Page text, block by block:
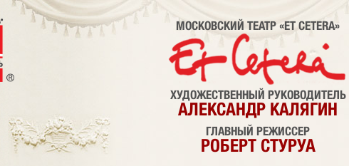
МОСКОВСКИЙ ТЕАТР «ET CETERA»
ХУДОЖЕСТВЕННЫЙ РУКОВОДИТЕЛЬ
АЛЕКСАНДР КАЛЯГИН
ГЛАВНЫЙ РЕЖИССЕР
РОБЕРТ СТУРУА